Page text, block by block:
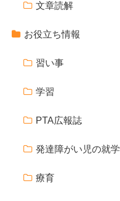
文章読解
お役立ち情報
習い事
学習
PTA広報誌
発達障がい児の就学
療育